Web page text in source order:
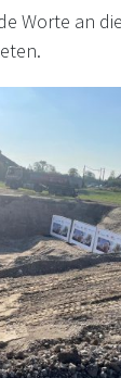
Worte an die